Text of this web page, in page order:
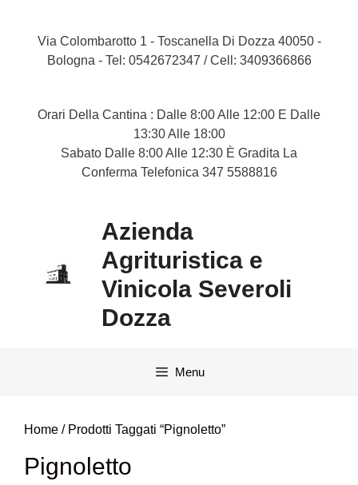
Via Colombarotto 1 - Toscanella Di Dozza 40050 -
Bologna - Tel: 0542672347 /Cell: 3409366866
Orari Della Cantina : Dalle 8:00 Alle 12:00 E Dalle
13:30 Alle 18:00
Sabato Dalle 8:00 Alle 12:30 È Gradita La
Conferma Telefonica 347 5588816
Azienda
Agrituristica e
Vinicola Severoli
Dozza
Menu
Home / Prodotti Taggati “Pignoletto”
Pignoletto